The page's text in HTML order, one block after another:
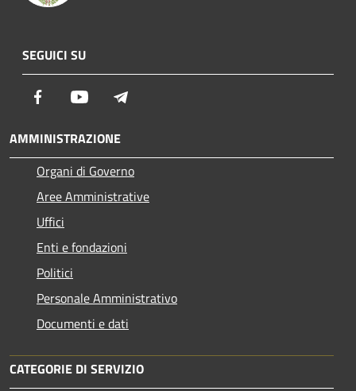
SEGUICI SU
Facebook Youtube
AMMINISTRAZIONE
Organi di Governo
Aree Amministrative
Uffici
Enti e fondazioni
Politici
Personale Amministrativo
Documenti e dati
CATEGORIE DI SERVIZIO